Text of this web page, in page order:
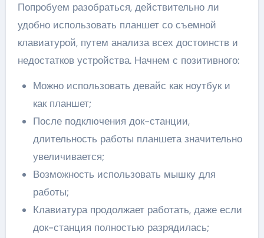
Попробуем разобраться, действительно ли
удобно использовать планшет со съемной
клавиатурой, путем анализа всех достоинств и
недостатков устройства. Начнем с позитивного:
Можно использовать девайс как ноутбук и
как планшет;
После подключения док-станции,
длительность работы планшета значительно
увеличивается;
Возможность использовать мышку для
работы;
Клавиатура продолжает работать, даже если
док-станция полностью разрядилась;